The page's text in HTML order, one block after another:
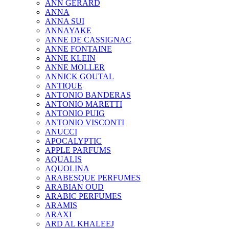
ANN GERARD
ANNA
ANNA SUI
ANNAYAKE
ANNE DE CASSIGNAC
ANNE FONTAINE
ANNE KLEIN
ANNE MOLLER
ANNICK GOUTAL
ANTIQUE
ANTONIO BANDERAS
ANTONIO MARETTI
ANTONIO PUIG
ANTONIO VISCONTI
ANUCCI
APOCALYPTIC
APPLE PARFUMS
AQUALIS
AQUOLINA
ARABESQUE PERFUMES
ARABIAN OUD
ARABIC PERFUMES
ARAMIS
ARAXI
ARD AL KHALEEJ